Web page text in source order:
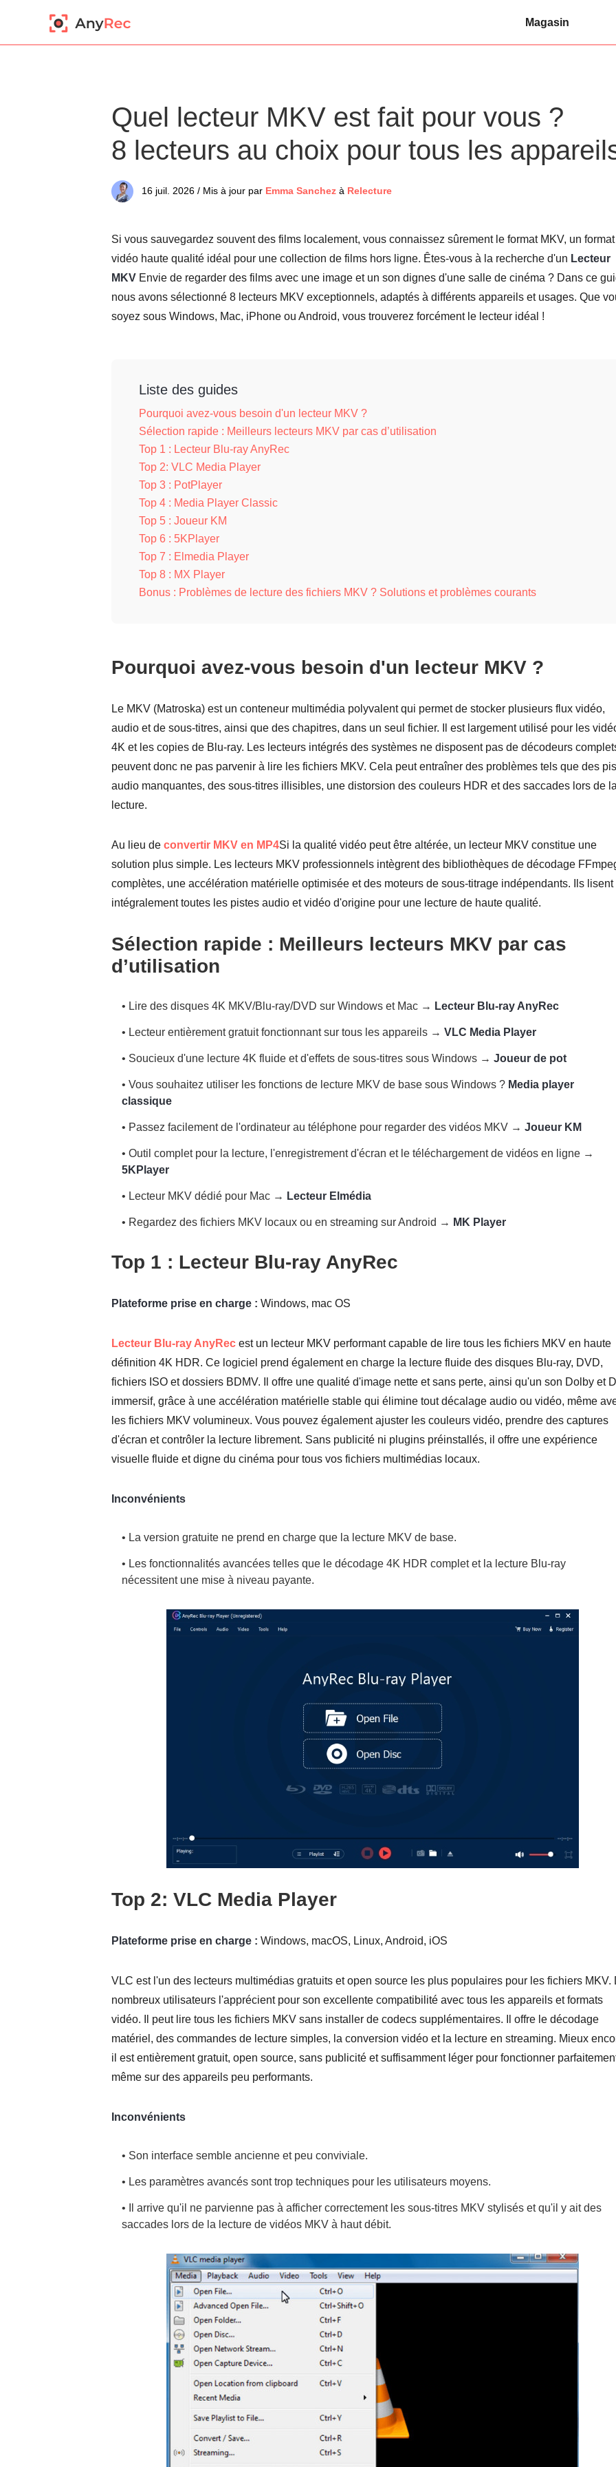
Magasin
Quel lecteur MKV est fait pour vous ?
8 lecteurs au choix pour tous les
16 juil. 2026 / Mis à jour par Emma Sanchez à Relecture
Si vous sauvegardez souvent des films localement, vous connaissez sûrement le format MKV, un format
vidéo haute qualité idéal pour une collection de films hors ligne. Êtes-vous à la recherche d'un Lecteur
MKV Envie de regarder des films avec une image et un son dignes d'une salle de cinéma ? Dans ce
nous avons sélectionné 8 lecteurs MKV exceptionnels, adaptés à différents appareils et usages. Que
soyez sous Windows, Mac, iPhone ou Android, vous trouverez forcément le lecteur idéal !
Liste des guides
Pourquoi avez-vous besoin d'un lecteur MKV ?
Sélection rapide : Meilleurs lecteurs MKV par cas d’utilisation
Top 1 : Lecteur Blu-ray AnyRec
Top 2: VLC Media Player
Top 3 : PotPlayer
Top 4 : Media Player Classic
Top 5 : Joueur KM
Top 6 : 5KPlayer
Top 7 : Elmedia Player
Top 8 : MX Player
Bonus : Problèmes de lecture des fichiers MKV ? Solutions et problèmes courants
Pourquoi avez-vous besoin d'un lecteur MKV ?
Le MKV (Matroska) est un conteneur multimédia polyvalent qui permet de stocker plusieurs flux vidéo,
audio et de sous-titres, ainsi que des chapitres, dans un seul fichier. Il est largement utilisé pour les
4K et les copies de Blu-ray. Les lecteurs intégrés des systèmes ne disposent pas de décodeurs
peuvent donc ne pas parvenir à lire les fichiers MKV. Cela peut entraîner des problèmes tels que des
audio manquantes, des sous-titres illisibles, une distorsion des couleurs HDR et des saccades lors de la
lecture.
Au lieu de convertir MKV en MP4Si la qualité vidéo peut être altérée, un lecteur MKV constitue une
solution plus simple. Les lecteurs MKV professionnels intègrent des bibliothèques de décodage
complètes, une accélération matérielle optimisée et des moteurs de sous-titrage indépendants. Ils lisent
intégralement toutes les pistes audio et vidéo d'origine pour une lecture de haute qualité.
Sélection rapide : Meilleurs lecteurs MKV par cas
d’utilisation
• Lire des disques 4K MKV/Blu-ray/DVD sur Windows et Mac → Lecteur Blu-ray AnyRec
• Lecteur entièrement gratuit fonctionnant sur tous les appareils → VLC Media Player
• Soucieux d'une lecture 4K fluide et d'effets de sous-titres sous Windows → Joueur de pot
• Vous souhaitez utiliser les fonctions de lecture MKV de base sous Windows ? Media player
classique
• Passez facilement de l'ordinateur au téléphone pour regarder des vidéos MKV → Joueur KM
• Outil complet pour la lecture, l'enregistrement d'écran et le téléchargement de vidéos en ligne →
5KPlayer
• Lecteur MKV dédié pour Mac → Lecteur Elmédia
• Regardez des fichiers MKV locaux ou en streaming sur Android → MK Player
Top 1 : Lecteur Blu-ray AnyRec
Plateforme prise en charge : Windows, mac OS
Lecteur Blu-ray AnyRec est un lecteur MKV performant capable de lire tous les fichiers MKV en haute
définition 4K HDR. Ce logiciel prend également en charge la lecture fluide des disques Blu-ray, DVD,
fichiers ISO et dossiers BDMV. Il offre une qualité d'image nette et sans perte, ainsi qu'un son Dolby et
immersif, grâce à une accélération matérielle stable qui élimine tout décalage audio ou vidéo, même
les fichiers MKV volumineux. Vous pouvez également ajuster les couleurs vidéo, prendre des captures
d'écran et contrôler la lecture librement. Sans publicité ni plugins préinstallés, il offre une expérience
visuelle fluide et digne du cinéma pour tous vos fichiers multimédias locaux.
Inconvénients
• La version gratuite ne prend en charge que la lecture MKV de base.
• Les fonctionnalités avancées telles que le décodage 4K HDR complet et la lecture Blu-ray
nécessitent une mise à niveau payante.
Top 2: VLC Media Player
Plateforme prise en charge : Windows, macOS, Linux, Android, iOS
VLC est l'un des lecteurs multimédias gratuits et open source les plus populaires pour les fichiers MKV.
nombreux utilisateurs l'apprécient pour son excellente compatibilité avec tous les appareils et formats
vidéo. Il peut lire tous les fichiers MKV sans installer de codecs supplémentaires. Il offre le décodage
matériel, des commandes de lecture simples, la conversion vidéo et la lecture en streaming. Mieux
il est entièrement gratuit, open source, sans publicité et suffisamment léger pour fonctionner
même sur des appareils peu performants.
Inconvénients
• Son interface semble ancienne et peu conviviale.
• Les paramètres avancés sont trop techniques pour les utilisateurs moyens.
• Il arrive qu'il ne parvienne pas à afficher correctement les sous-titres MKV stylisés et qu'il y ait des
saccades lors de la lecture de vidéos MKV à haut débit.